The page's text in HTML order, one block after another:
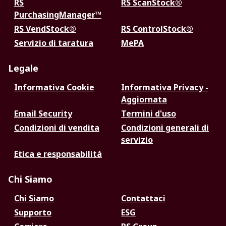
RS
PurchasingManager™
RS ScanStock®
RS VendStock®
RS ControlStock®
Servizio di taratura
MePA
Legale
Informativa Cookie
Informativa Privacy -
Aggiornata
Email Security
Termini d'uso
Condizioni di vendita
Condizioni generali di
servizio
Etica e responsabilità
Chi Siamo
Chi Siamo
Contattaci
Supporto
ESG